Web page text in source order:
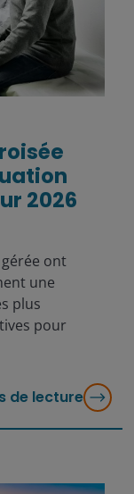
2026
ont
une
plus
pour
de lecture